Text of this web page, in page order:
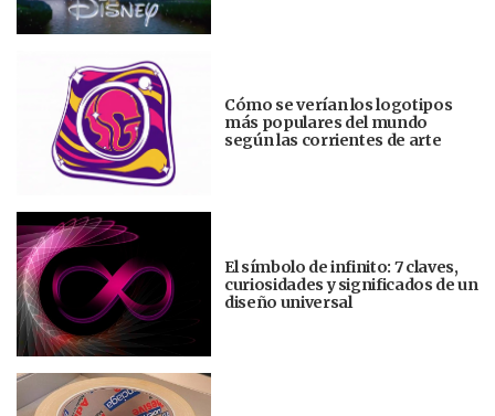
Cómo se verían los logotipos
más populares del mundo
según las corrientes de arte
El símbolo de infinito: 7 claves,
curiosidades y significados de un
diseño universal